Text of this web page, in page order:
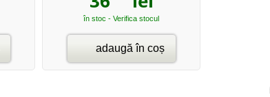
în stoc - Verifica stocul
adaugă în coș